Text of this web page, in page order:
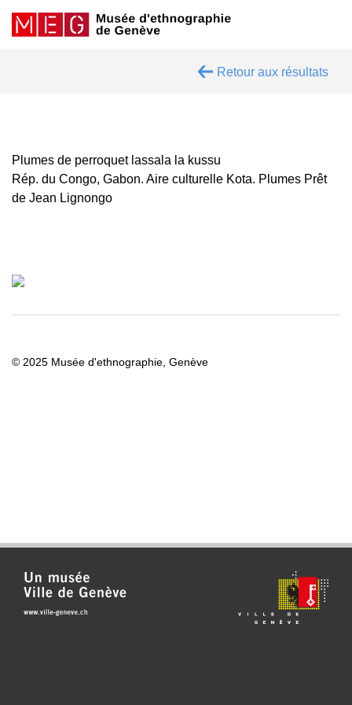
Retour aux résultats
Plumes de perroquet lassala la kussu
Rép. du Congo, Gabon. Aire culturelle Kota. Plumes Prêt
de Jean Lignongo
© 2025 Musée d'ethnographie, Genève